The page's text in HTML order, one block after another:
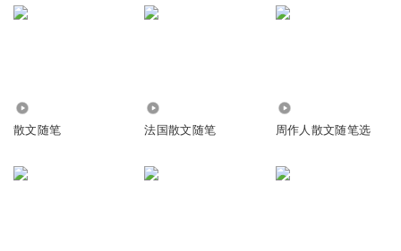
散文随笔 法国散文随笔 周作人散文随笔选